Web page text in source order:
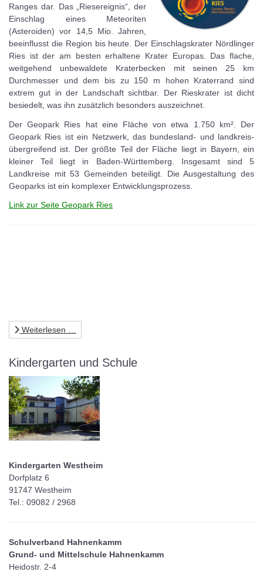
Ranges dar. Das „Riesereignis“, der
Einschlag eines Meteoriten
(Asteroiden) vor 14,5 Mio. Jahren,
beeinflusst die Region bis heute. Der Einschlagskrater Nördlinger
Ries ist der am besten erhaltene Krater Europas. Das flache,
weitgehend unbewaldete Kraterbecken mit seinen 25 km
Durchmesser und dem bis zu 150 m hohen Kraterrand sind
extrem gut in der Landschaft sichtbar. Der Rieskrater ist dicht
besiedelt, was ihn zusätzlich besonders auszeichnet.
Der Geopark Ries hat eine Fläche von etwa 1.750 km². Der
Geopark Ries ist ein Netzwerk, das bundesland- und landkreis-
übergreifend ist. Der größte Teil der Fläche liegt in Bayern, ein
kleiner Teil liegt in Baden-Württemberg. Insgesamt sind 5
Landkreise mit 53 Gemeinden beteiligt. Die Ausgestaltung des
Geoparks ist ein komplexer Entwicklungsprozess.
Link zur Seite Geopark Ries
Weiterlesen …
Kindergarten und Schule
Kindergarten Westheim
Dorfplatz 6
91747 Westheim
Tel.: 09082 / 2968
Schulverband Hahnenkamm
Grund- und Mittelschule Hahnenkamm
Heidostr. 2-4